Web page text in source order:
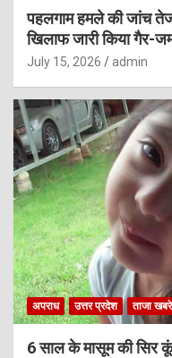
पहलगाम हमले की जांच
खिलाफ जारी किया गैर-
July 15, 2026 admin
अपराध उत्तर प्रदेश ताजा खबरे
6 साल के मासूम की सिर